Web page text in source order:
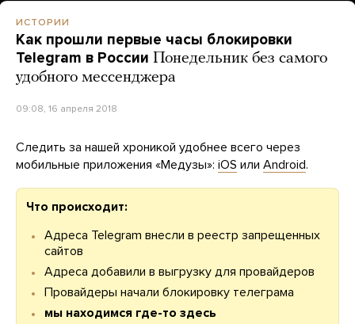
ИСТОРИИ
Как прошли первые часы блокировки
Telegram в России Понедельник без самого
удобного мессенджера
09:08, 16 апреля 2018
Следить за нашей хроникой удобнее всего через
мобильные приложения «Медузы»: iOS или Android.
Что происходит:
Адреса Telegram внесли в реестр запрещенных
сайтов
Адреса добавили в выгрузку для провайдеров
Провайдеры начали блокировку телеграма
мы находимся где-то здесь